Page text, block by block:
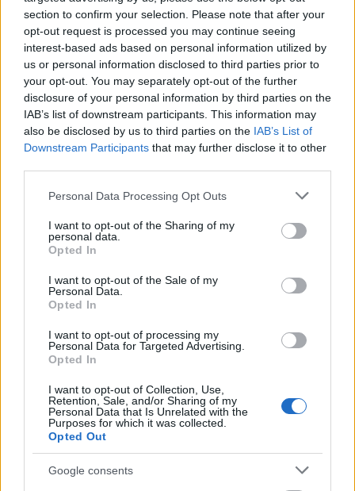
section to confirm your selection. Please note that after your
opt-out request is processed you may continue seeing
interest-based ads based on personal information utilized by
us or personal information disclosed to third parties prior to
your opt-out. You may separately opt-out of the further
disclosure of your personal information by third parties on the
IAB’s list of downstream participants. This information may
also be disclosed by us to third parties on the IAB’s List of
Downstream Participants that may further disclose it to other
Please note that this website/app uses one or more Google
not limited to your visit or usage behaviour. You may click to
grant or deny consent to Google and its third-party tags to
use your data for below specified purposes in below Google
consent section.
Personal Data Processing Opt Outs
I want to opt-out of the Sharing of my
personal data.
Opted In
I want to opt-out of the Sale of my
Personal Data.
Opted In
I want to opt-out of processing my
Personal Data for Targeted Advertising.
Opted In
I want to opt-out of Collection, Use,
Retention, Sale, and/or Sharing of my
Personal Data that Is Unrelated with the
Purposes for which it was collected.
Opted Out
Google consents
semmiképp nem beszélnék koncepcióról, mert ez az ő
filmje, én mégis azt gondolom, hogy a fotós
megengedte hogy az elkapott pillanatok tovább
mozduljanak, vagy épp megmutassák a megelőző
pillanatot. Ilyen módon a mi részvállalásunk lehetett
annyi, amennyik vagyunk. Legalábbis amennyik
vagyunk akkor, amikor a 30Y-t csináljuk. Nincs benne,
ahogyan tócsit sütök otthon, pedig abban biztosan én
vagyok a legjobb Baranya megyében. Nincs benne Peti
ami talán a 30Y aktuális,Dicsőség lemez körülötti
alakulástörténetében is. Örülök, hogy kultikus
akar minket. Azt hiszem, Jim jól látott minket, ahogyan
a színpadon vagy a háttérben épp 30Y vagyunk. És
ahogyan a közönségünk van velünk, ahogyan a
közönségünkkel együtt vagyunk. Ennek talán a
szakadó esőben végképp eltűnt, feloldódott a határ
zenekar és közönség között. Tényleg egyedül a szeretet
képes elűzni a démont. ”
BECK ÉS BECK EGY HARMADIK BECKRŐL